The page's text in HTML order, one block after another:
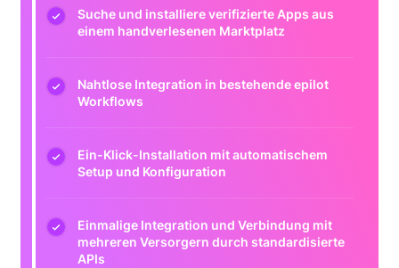
Suche und installiere verifizierte Apps aus
einem handverlesenen Marktplatz
Nahtlose Integration in bestehende epilot
Workflows
Ein-Klick-Installation mit automatischem
Setup und Konfiguration
Einmalige Integration und Verbindung mit
mehreren Versorgern durch standardisierte
APIs